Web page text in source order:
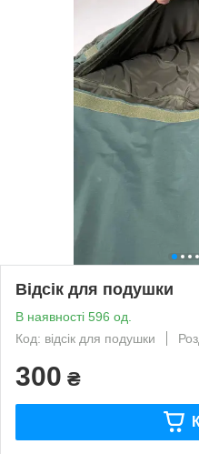
Відсік для подушки
В наявності 596 од.
Код: відсік для подушки
300 ₴